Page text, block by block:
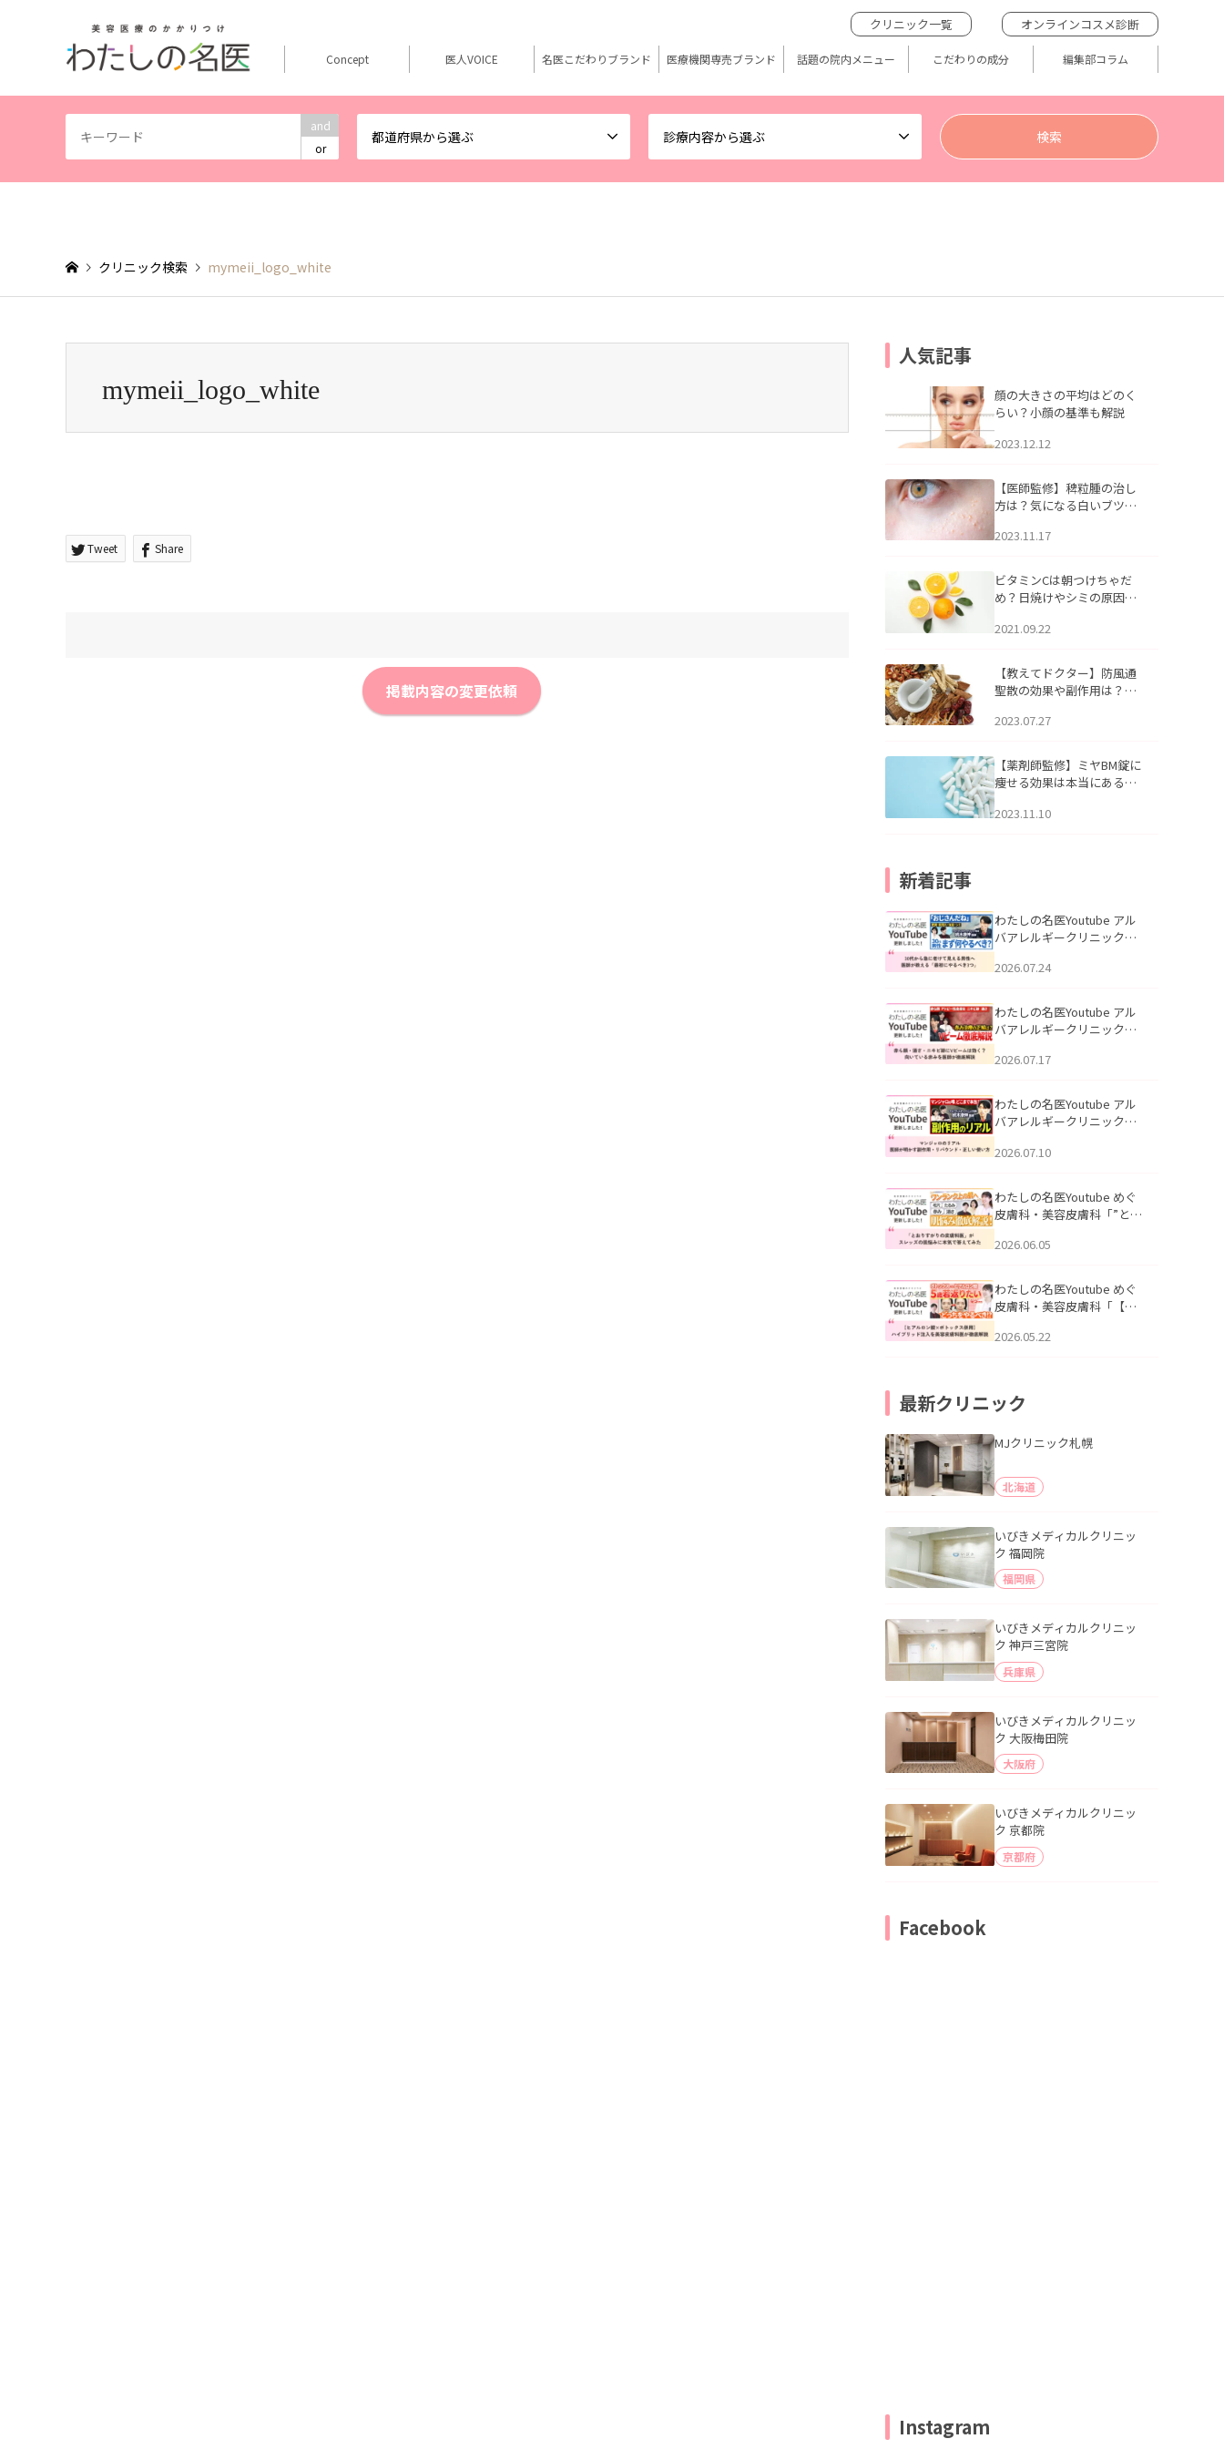
and
or
都道府県から選ぶ 診療内容から選ぶ
クリニック一覧 オンラインコスメ診断
Concept 医人VOICE 名医こだわりブランド 医療機関専売ブランド 話題の院内メニュー こだわりの成分 編集部コラム
クリニック検索 mymeii_logo_white
mymeii_logo_white
Tweet Share
掲載内容の変更依頼
人気記事
顔の大きさの平均はどのく
らい？小顔の基準も解説
2023.12.12
【医師監修】稗粒腫の治し
方は？気になる白いブツブ
アについて
2023.11.17
ビタミンCは朝つけちゃだ
め？日焼けやシミの原因に
2021.09.22
【教えてドクター】防風通
聖散の効果や副作用は？長
2023.07.27
【薬剤師監修】ミヤBM錠に
痩せる効果は本当にある
2023.11.10
新着記事
わたしの名医Youtube アル
バアレルギークリニック札
える男性へ｜医師が教える
公開いたしました。
2026.07.24
わたしの名医Youtube アル
バアレルギークリニック札
跡にVビームは効く？向いて
説」を公開いたしました。
2026.07.17
わたしの名医Youtube アル
バアレルギークリニック札
医師が明かす副作用・リバ
公開いたしました。
2026.07.10
わたしの名医Youtube めぐ
皮膚科・美容皮膚科「”とお
ッズの肌悩みに本気で答え
た。
2026.06.05
わたしの名医Youtube めぐ
皮膚科・美容皮膚科「【ヒ
用】ハイブリッド注入を美
2026.05.22
最新クリニック
MJクリニック札幌
北海道
いびきメディカルクリニッ
ク 福岡院
福岡県
いびきメディカルクリニッ
ク 神戸三宮院
兵庫県
いびきメディカルクリニッ
ク 大阪梅田院
大阪府
いびきメディカルクリニッ
ク 京都院
京都府
Facebook
Instagram